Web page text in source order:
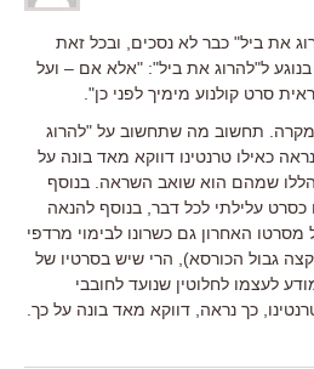
את ביל" כבר לא נסכים, ובכל זאת
ל"להרוג את ביל": "אלא אם – ועל
סרט קולנוע מימיך לפני כן".
תחשוב מה שתחשוב על "להרוג
כאילו טרנטינו דווקא מאד בונה על
שמהם הוא שואב השראה. בנוסף
עלילתי לכל דבר, בנוסף להנאה
האחרון גם כשרונו לבימוי מרדפי
גבול הכורסא), הרי שיש בסרטיו של
לעצמו לחלוטין שנועד לחובבי
כך נראה, דווקא מאד בונה על כך.